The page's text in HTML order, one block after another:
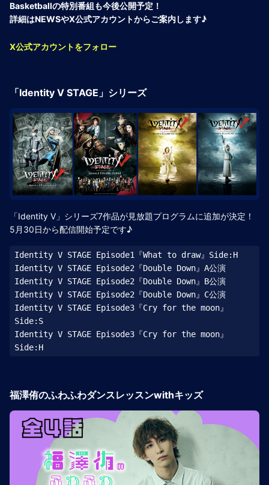
Basketballの特別番組も今後公開予定！
詳細はNEWSやX公式アカウントからご案内します♪
X公式アカウントをフォロー
「Identity V STAGE」シリーズ
「Identity V」シリーズ7作品が見放題プログラムに追加が決定！
5月30日から配信開始予定です♪
Identity V STAGE Episode1『What to draw』Side:H
Identity V STAGE Episode2『Double Down』A公演
Identity V STAGE Episode2『Double Down』B公演
Identity V STAGE Episode2『Double Down』C公演
Identity V STAGE Episode3『Cry for the moon』
Side:S
Identity V STAGE Episode3『Cry for the moon』
福澤侑のふわふわダンスレッスンwithキッズ